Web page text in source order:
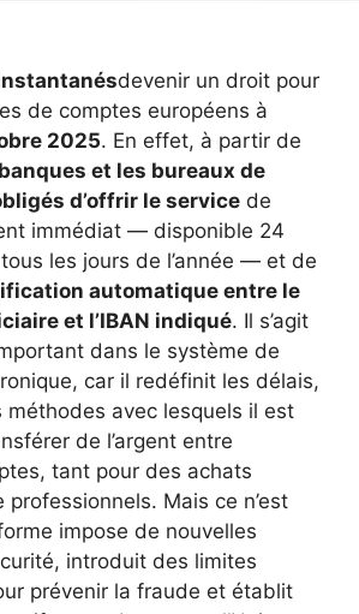
devenir un droit pour
de comptes européens à
2025. En effet, à partir de
et les bureaux de
d’offrir le service de
immédiat — disponible 24
les jours de l’année — et de
automatique entre le
et l’IBAN indiqué. Il s’agit
dans le système de
car il redéfinit les délais,
méthodes avec lesquels il est
de l’argent entre
tant pour des achats
professionnels. Mais ce n’est
impose de nouvelles
introduit des limites
prévenir la fraude et établit